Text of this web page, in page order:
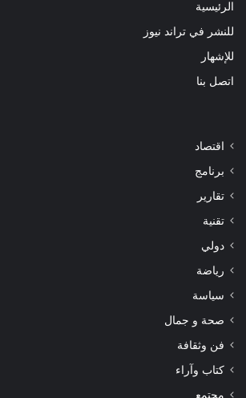
الرئيسية
للنشر في تراند نيوز
للإشهار
اتصل بنا
اقتصاد
برنامج
تقارير
تقنية
دولي
رياضة
سياسة
صحة و جمال
فن وثقافة
كتاب وآراء
مجتمع